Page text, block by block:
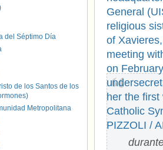
del Séptimo Día
de los Santos de los
Metropolitana